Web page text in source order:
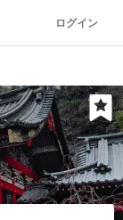
ログイン